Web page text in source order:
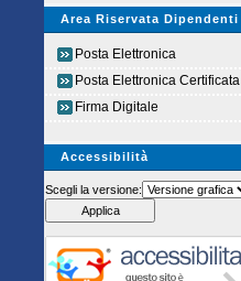
Area Riservata Dipendenti
Posta Elettronica
Posta Elettronica Certificata
Firma Digitale
Accessibilità
Scegli la versione: